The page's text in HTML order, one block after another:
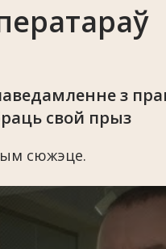
з
свой прыз
сюжэце.